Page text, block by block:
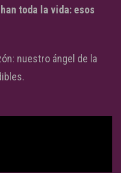
toda la vida: esos
nuestro ángel de la